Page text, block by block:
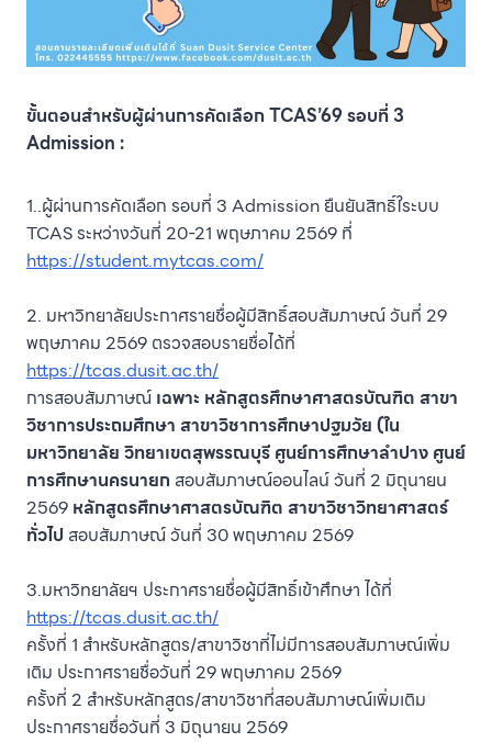
ขั้นตอนสำหรับผู้ผ่านการคัดเลือก TCAS’69 รอบที่ 3
Admission :
1..ผู้ผ่านการคัดเลือก รอบที่ 3 Admission ยืนยันสิทธิ์ใระบบ
TCAS ระหว่างวันที่ 20-21 พฤษภาคม 2569 ที่
https://student.mytcas.com/
2. มหาวิทยาลัยประกาศรายชื่อผู้มีสิทธิ์สอบสัมภาษณ์ วันที่ 29
พฤษภาคม 2569 ตรวจสอบรายชื่อได้ที่
https://tcas.dusit.ac.th/
การสอบสัมภาษณ์ เฉพาะ หลักสูตรศึกษาศาสตรบัณฑิต สาขา
วิชาการประถมศึกษา สาขาวิชาการศึกษาปฐมวัย (ใน
มหาวิทยาลัย วิทยาเขตสุพรรณบุรี ศูนย์การศึกษาลำปาง ศูนย์
การศึกษานครนายก สอบสัมภาษณ์ออนไลน์ วันที่ 2 มิถุนายน
2569 หลักสูตรศึกษาศาสตรบัณฑิต สาขาวิชาวิทยาศาสตร์
ทั่วไป สอบสัมภาษณ์ วันที่ 30 พฤษภาคม 2569
3.มหาวิทยาลัยฯ ประกาศรายชื่อผู้มีสิทธิ์เข้าศึกษา ได้ที่
https://tcas.dusit.ac.th/
ครั้งที่ 1 สำหรับหลักสูตร/สาขาวิชาที่ไม่มีการสอบสัมภาษณ์เพิ่ม
เติม ประกาศรายชื่อวันที่ 29 พฤษภาคม 2569
ครั้งที่ 2 สำหรับหลักสูตร/สาขาวิชาที่สอบสัมภาษณ์เพิ่มเติม
ประกาศรายชื่อวันที่ 3 มิถุนายน 2569